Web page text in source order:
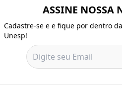
ASSINE NOSSA
Cadastre-se e e fique por dentro
Unesp!